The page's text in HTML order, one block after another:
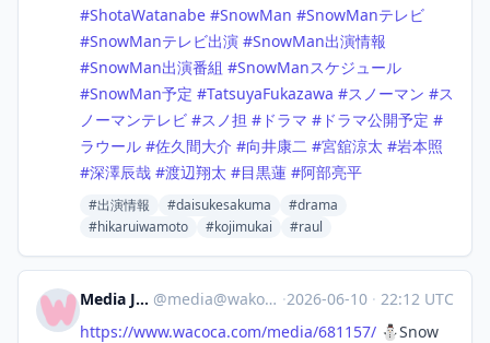
#ShotaWatanabe #SnowMan #SnowManテレビ
#SnowManテレビ出演 #SnowMan出演情報
#SnowMan出演番組 #SnowManスケジュール
#SnowMan予定 #TatsuyaFukazawa #スノーマン #ス
ノーマンテレビ #スノ担 # ドラマ # ドラマ公開予定 #
ラウール #佐久間大介 #向井康二 #宮舘涼太 #岩本照
#深澤辰哉 #渡辺翔太 #目黒蓮 #阿部亮平
#出演情報 #daisukesakuma
#drama
#hikaruiwamoto
#kojimukai #raul
Media Japan @media@wakoka.com ·2026-06-10 · 22:12 UTC
https://www.wacoca.com/media/681157/ ⛄Snow